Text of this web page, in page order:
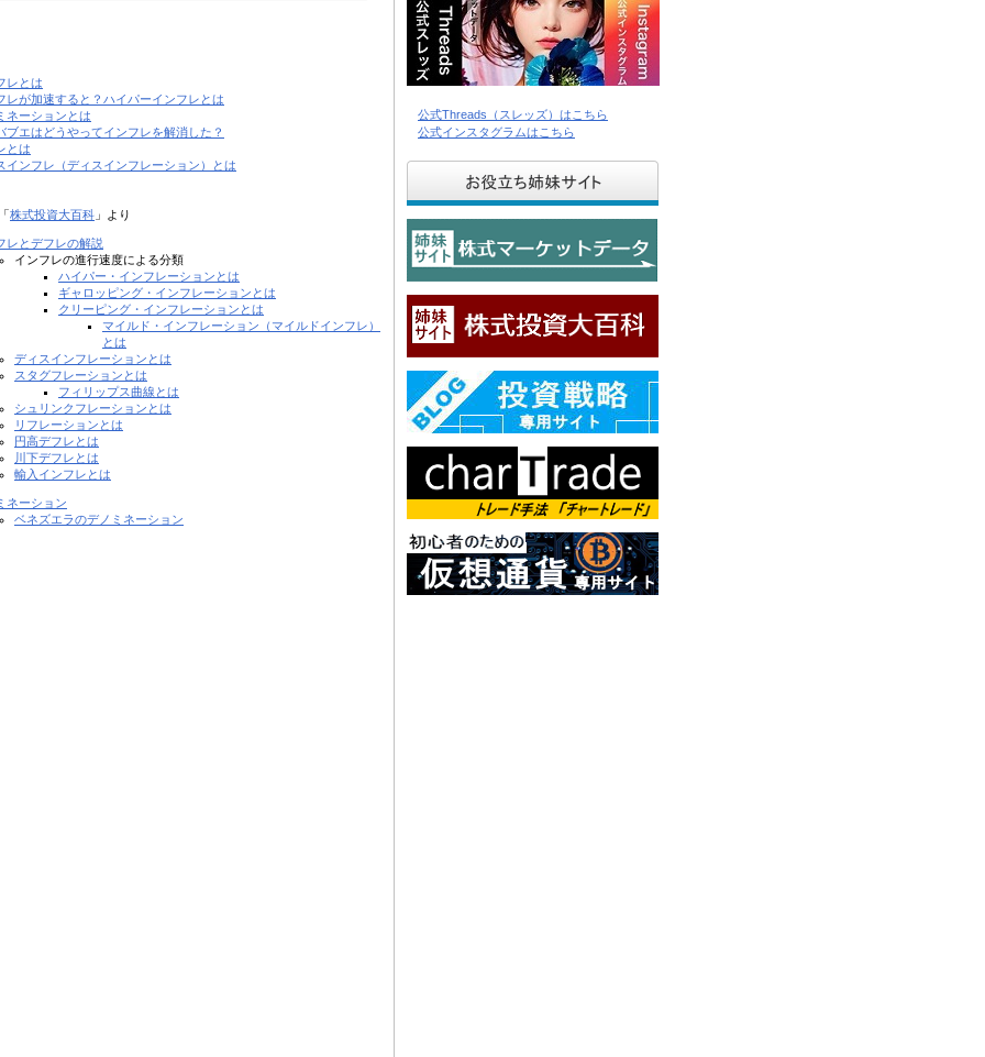
レとは
レが加速すると？ハイパーインフレとは
ネーションとは
ブエはどうやってインフレを解消した？
とは
インフレ（ディスインフレーション）とは
株式投資大百科 」より
レとデフレの解説
インフレの進行速度による分類
ハイパー・インフレーションとは
ギャロッピング・インフレーションとは
クリーピング・インフレーションとは
マイルド・インフレーション（マイルドインフレ）
とは
ディスインフレーションとは
スタグフレーションとは
フィリップス曲線とは
シュリンクフレーションとは
リフレーションとは
円高デフレとは
川下デフレとは
輸入インフレとは
ネーション
ベネズエラのデノミネーション
公式Threads（スレッズ）はこちら
公式インスタグラムはこちら